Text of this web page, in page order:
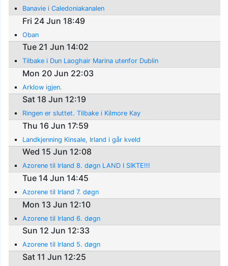
Banavie i Caledoniakanalen
Fri 24 Jun 18:49
Oban
Tue 21 Jun 14:02
Tilbake i Dun Laoghair Marina utenfor Dublin
Mon 20 Jun 22:03
Arklow igjen.
Sat 18 Jun 12:19
Ringen er sluttet. Tilbake i Kilmore Kay
Thu 16 Jun 17:59
Landkjenning Kinsale, Irland i går kveld
Wed 15 Jun 12:08
Azorene til Irland 8. døgn LAND I SIKTE!!!
Tue 14 Jun 14:45
Azorene til Irland 7. døgn
Mon 13 Jun 12:10
Azorene til Irland 6. døgn
Sun 12 Jun 12:33
Azorene til Irland 5. døgn
Sat 11 Jun 12:25